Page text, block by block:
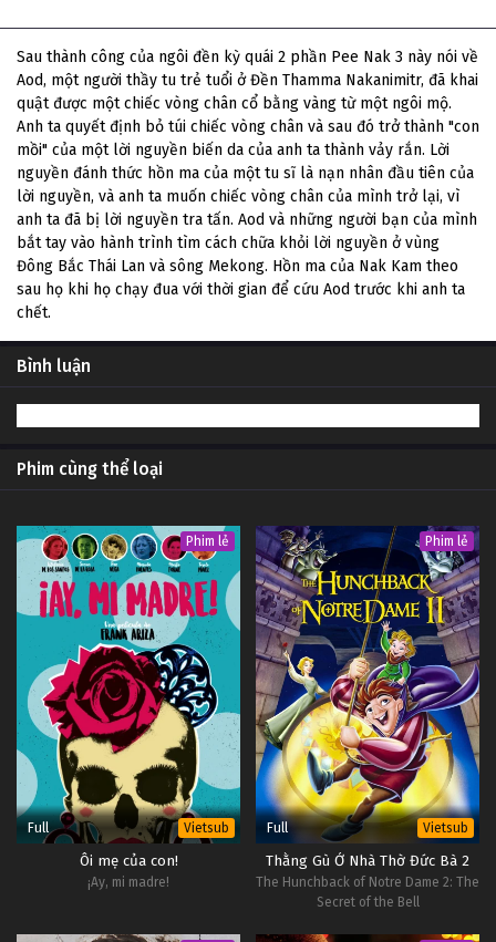
Sau thành công của ngôi đền kỳ quái 2 phần Pee Nak 3 này nói về
Aod, một người thầy tu trẻ tuổi ở Đền Thamma Nakanimitr, đã khai
quật được một chiếc vòng chân cổ bằng vàng từ một ngôi mộ.
Anh ta quyết định bỏ túi chiếc vòng chân và sau đó trở thành "con
mồi" của một lời nguyền biến da của anh ta thành vảy rắn. Lời
nguyền đánh thức hồn ma của một tu sĩ là nạn nhân đầu tiên của
lời nguyền, và anh ta muốn chiếc vòng chân của mình trở lại, vì
anh ta đã bị lời nguyền tra tấn. Aod và những người bạn của mình
bắt tay vào hành trình tìm cách chữa khỏi lời nguyền ở vùng
Đông Bắc Thái Lan và sông Mekong. Hồn ma của Nak Kam theo
sau họ khi họ chạy đua với thời gian để cứu Aod trước khi anh ta
chết.
Bình luận
Phim cùng thể loại
Phim lẻ
Full Vietsub
Ôi mẹ của con!
¡Ay, mi madre!
Phim lẻ
Full Vietsub
Thằng Gù Ở Nhà Thờ Đức Bà 2
The Hunchback of Notre Dame 2: The
Secret of the Bell